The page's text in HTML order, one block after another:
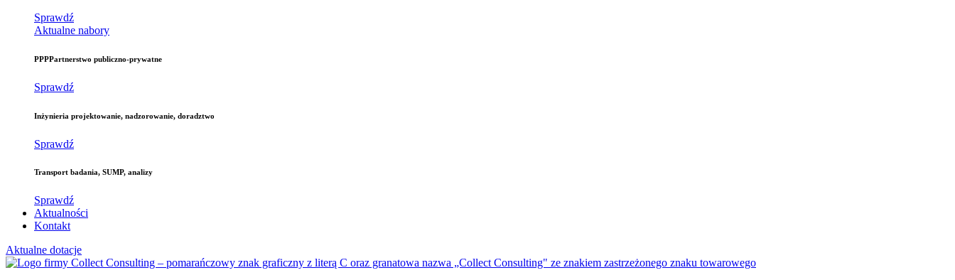
Sprawdź
Aktualne nabory
PPPPartnerstwo publiczno-prywatne
Sprawdź
Inżynieria projektowanie, nadzorowanie, doradztwo
Sprawdź
Transport badania, SUMP, analizy
Sprawdź
Aktualności
Kontakt
Aktualne dotacje